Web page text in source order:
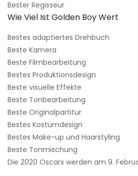
Bester Regisseur
Wie Viel Ist Golden Boy Wert
Bestes adaptiertes Drehbuch
Beste Kamera
Beste Filmbearbeitung
Bestes Produktionsdesign
Beste visuelle Effekte
Beste Tonbearbeitung
Beste Originalpartitur
Bestes Kostümdesign
Bestes Make-up und Haarstyling
Beste Tonmischung
Die 2020 Oscars werden am 9.